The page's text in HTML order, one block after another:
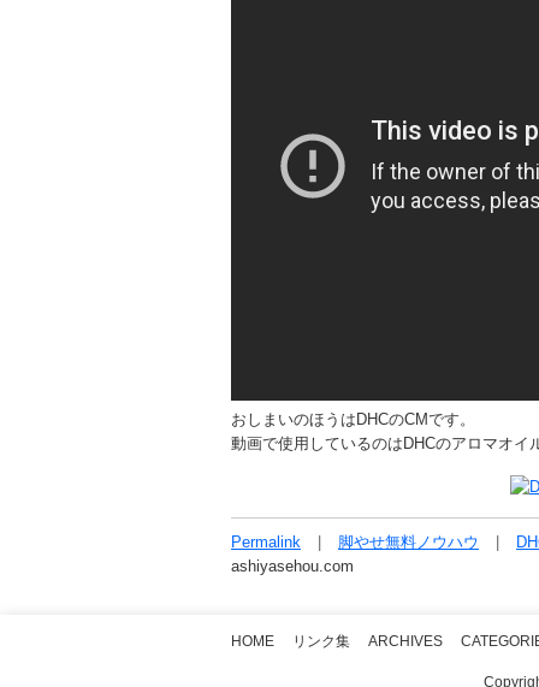
おしまいのほうはDHCのCMです。
動画で使用しているのはDHCのアロマオ
Permalink 脚やせ無料ノウハウ
ashiyasehou.com
HOME リンク集 ARCHIVES